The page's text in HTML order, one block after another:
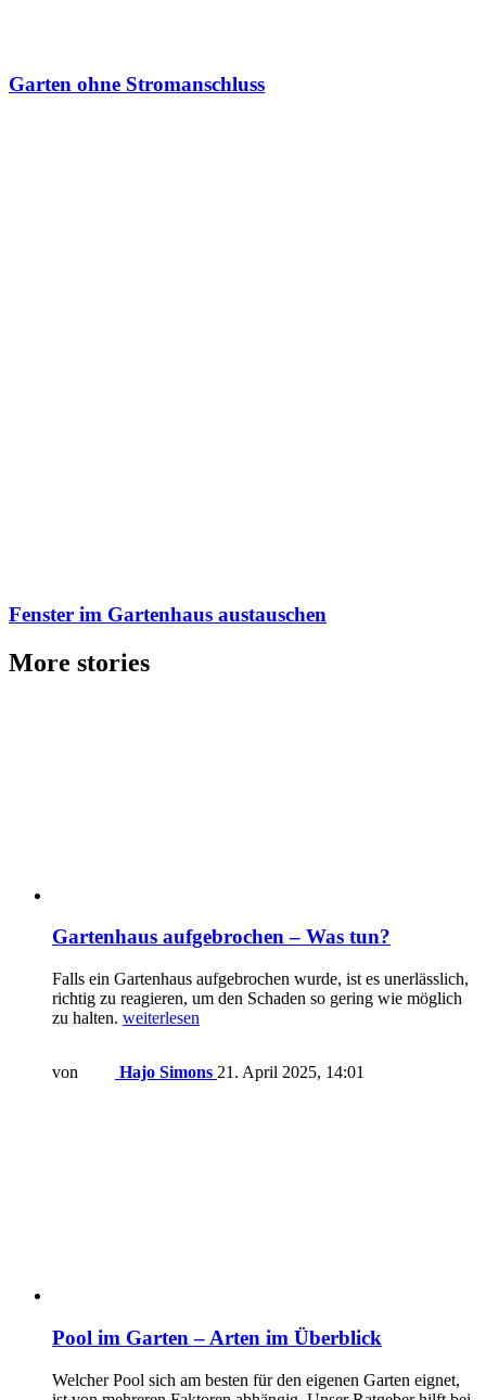
Garten ohne Stromanschluss
Fenster im Gartenhaus austauschen
More stories
Gartenhaus aufgebrochen – Was tun?
Falls ein Gartenhaus aufgebrochen wurde, ist es unerlässlich,
richtig zu reagieren, um den Schaden so gering wie möglich
zu halten. weiterlesen
von Hajo Simons 21. April 2025, 14:01
Pool im Garten – Arten im Überblick
Welcher Pool sich am besten für den eigenen Garten eignet,